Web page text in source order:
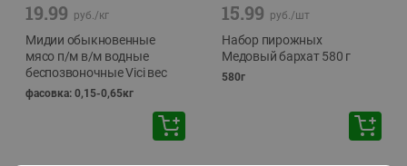
19.99 руб./кг
Мидии обыкновенные
мясо п/м в/м водные
беспозвоночные Vici вес
фасовка: 0,15-0,65кг
15.99 руб./шт
Набор пирожных
Медовый бархат 580 г
580г